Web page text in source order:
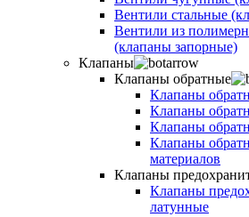
Вентили стальные
Вентили из
(клапаны запорные)
Клапаны
Клапаны обратные
Клапаны
Клапаны
Клапаны
Клапаны
материалов
Клапаны
Клапаны
латунные